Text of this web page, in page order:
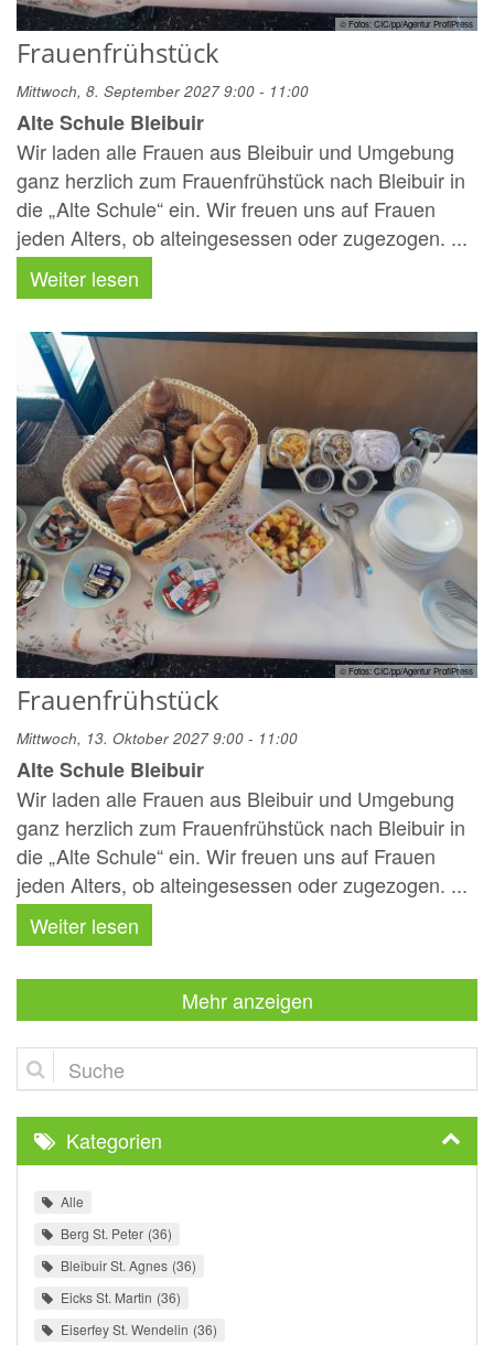
© Fotos: CIC/pp/Agentur ProfiPress
Frauenfrühstück
Mittwoch, 8. September 2027 9:00 - 11:00
Alte Schule Bleibuir
Wir laden alle Frauen aus Bleibuir und Umgebung
ganz herzlich zum Frauenfrühstück nach Bleibuir in
die „Alte Schule“ ein. Wir freuen uns auf Frauen
jeden Alters, ob alteingesessen oder zugezogen. ...
Weiter lesen
© Fotos: CIC/pp/Agentur ProfiPress
Frauenfrühstück
Mittwoch, 13. Oktober 2027 9:00 - 11:00
Alte Schule Bleibuir
Wir laden alle Frauen aus Bleibuir und Umgebung
ganz herzlich zum Frauenfrühstück nach Bleibuir in
die „Alte Schule“ ein. Wir freuen uns auf Frauen
jeden Alters, ob alteingesessen oder zugezogen. ...
Weiter lesen
Mehr anzeigen
Suche
Kategorien
Alle
Berg St. Peter 36
Bleibuir St. Agnes 36
Eicks St. Martin 36
Eiserfey St. Wendelin 36